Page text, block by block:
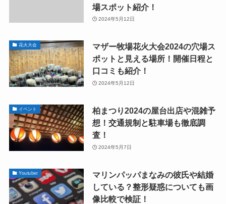
場スポット紹介！
2024年5月12日
花火大会
マザー牧場花火大会2024の穴場ス
ポットと見える場所！開催日程と
口コミも紹介！
2024年5月12日
イベント
柏まつり2024の屋台出店や混雑予
想！交通規制と駐車場も徹底調
査！
2024年5月7日
Youtuber
マリンパッパまなみの彼氏や結婚
している？整形疑惑についても画
像比較で検証！